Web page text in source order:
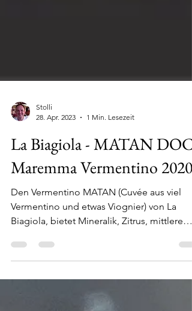
28. Apr. 2023
1 Min. Lesezeit
La Biagiola - MATAN DOC
Maremma Vermentino 2020
Den Vermentino MATAN (Cuvée aus viel
Vermentino und etwas Viognier) von La
Biagiola, bietet Mineralik, Zitrus, mittlere